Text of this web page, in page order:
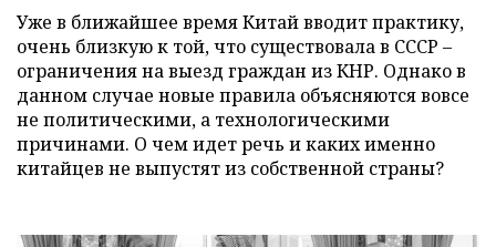
Уже в ближайшее время Китай вводит практику,
очень близкую к той, что существовала в СССР –
ограничения на выезд граждан из КНР. Однако в
данном случае новые правила объясняются вовсе
не политическими, а технологическими
причинами. О чем идет речь и каких именно
китайцев не выпустят из собственной страны?